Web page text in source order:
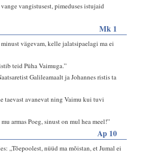
vangistusest, pimeduses istujaid
Mk 1
vägevam, kelle jalatsipaelagi ma ei
teid Püha Vaimuga.”
Galileamaalt ja Johannes ristis ta
taevast avanevat ning Vaimu kui tuvi
armas Poeg, sinust on mul hea meel!”
Ap 10
„Tõepoolest, nüüd ma mõistan, et Jumal ei